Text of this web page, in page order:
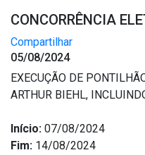
CONCORRÊNCIA
Compartilhar
05/08/2024
EXECUÇÃO DE
ARTHUR BIEHL,
Início: 07/08/2024
Fim: 14/08/2024